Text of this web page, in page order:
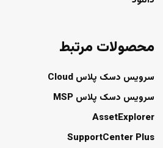
محصولات مرتبط
سرویس دسک پلاس Cloud
سرویس دسک پلاس MSP
AssetExplorer
SupportCenter Plus